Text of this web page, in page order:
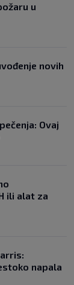
u
novih
Ovaj
ili alat za
napala